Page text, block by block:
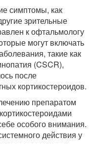
симптомы, как
зрительные
к офтальмологу
могут включать
такие как
(CSCR),
после
кортикостероидов.
препаратом
особого внимания.
действия у